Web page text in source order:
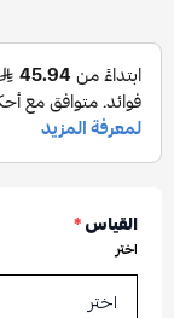
القياس*
اختر